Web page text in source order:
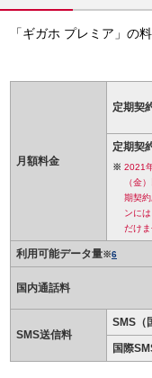
「ギガホ プレミア」の
月額料金
定期契
定期契
2021
（金
期契
ンに
だけま
利用可能データ量※6
国内通話料
SMS送信料
SMS（
国際